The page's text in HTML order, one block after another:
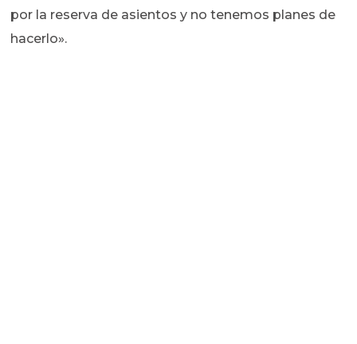
por la reserva de asientos y no tenemos planes de
hacerlo».